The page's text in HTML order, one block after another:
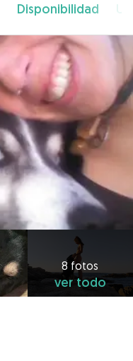
Disponibilidad
8 fotos
ver todo